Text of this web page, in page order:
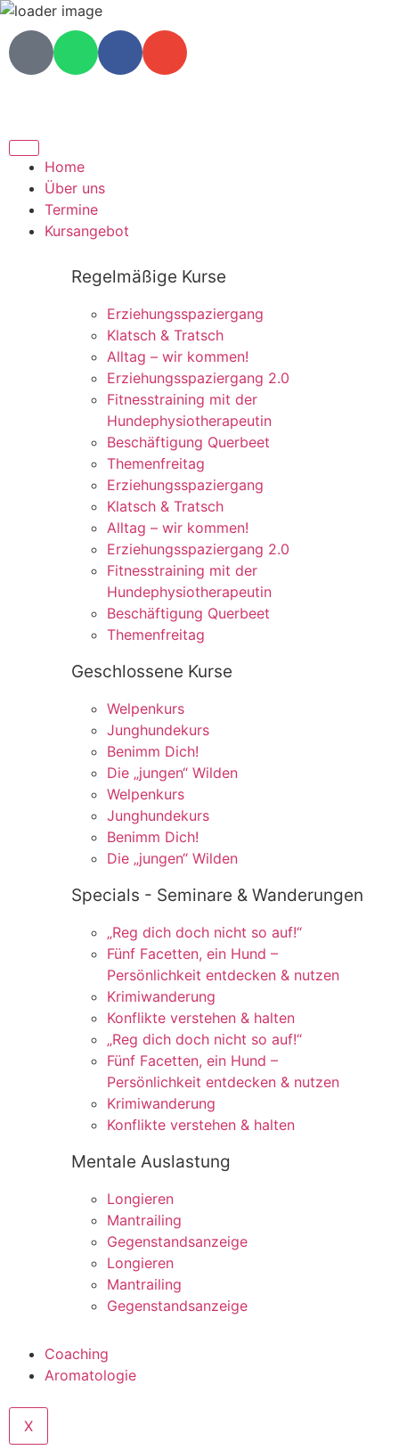
Home
Über uns
Termine
Kursangebot
Regelmäßige Kurse
Erziehungsspaziergang
Klatsch & Tratsch
Alltag – wir kommen!
Erziehungsspaziergang 2.0
Fitnesstraining mit der
Hundephysiotherapeutin
Beschäftigung Querbeet
Themenfreitag
Erziehungsspaziergang
Klatsch & Tratsch
Alltag – wir kommen!
Erziehungsspaziergang 2.0
Fitnesstraining mit der
Hundephysiotherapeutin
Beschäftigung Querbeet
Themenfreitag
Geschlossene Kurse
Welpenkurs
Junghundekurs
Benimm Dich!
Die „jungen“ Wilden
Welpenkurs
Junghundekurs
Benimm Dich!
Die „jungen“ Wilden
Specials - Seminare & Wanderungen
„Reg dich doch nicht so auf!“
Fünf Facetten, ein Hund –
Persönlichkeit entdecken & nutzen
Krimiwanderung
Konflikte verstehen & halten
„Reg dich doch nicht so auf!“
Fünf Facetten, ein Hund –
Persönlichkeit entdecken & nutzen
Krimiwanderung
Konflikte verstehen & halten
Mentale Auslastung
Longieren
Mantrailing
Gegenstandsanzeige
Longieren
Mantrailing
Gegenstandsanzeige
Coaching
Aromatologie
X